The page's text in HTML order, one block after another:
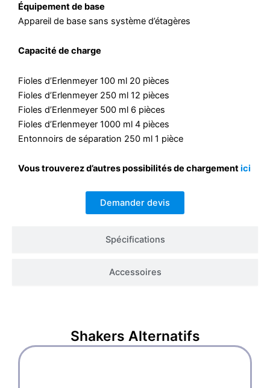
Spécifications
Accessoires
Équipement de base
Appareil de base sans système d’étagères
Capacité de charge
Fioles d’Erlenmeyer 100 ml 20 pièces
Fioles d’Erlenmeyer 250 ml 12 pièces
Fioles d’Erlenmeyer 500 ml 6 pièces
Fioles d’Erlenmeyer 1000 ml 4 pièces
Entonnoirs de séparation 250 ml 1 pièce
Vous trouverez d’autres possibilités de chargementici
Demander devis
Shakers Alternatifs